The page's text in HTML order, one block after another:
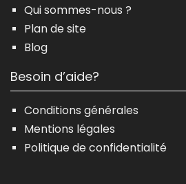
Qui sommes-nous ?
Plan de site
Blog
Besoin d’aide?
Conditions générales
Mentions légales
Politique de confidentialité